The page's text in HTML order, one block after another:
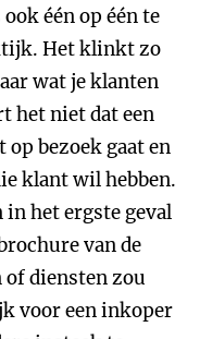
één op één te
Het klinkt zo
wat je klanten
het niet dat een
bezoek gaat en
klant wil hebben.
het ergste geval
van de
of diensten zou
voor een inkoper